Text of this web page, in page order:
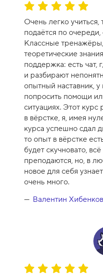
а
-
8
О
е
н
к
а
к
у
р
с
а
-
1
0
Очень легко учиться,
подаётся по
Классные
теоретические
поддержка: есть чат,
и разбирают
опытный наставник,
попросить помощи
ситуациях. Этот курс
в вёрстке, я, имея
курса успешно сдал
то опыт в вёрстке
будет скучновато,
преподаются, но, в
новое для себя
очень много.
Валентин Хибенков
О